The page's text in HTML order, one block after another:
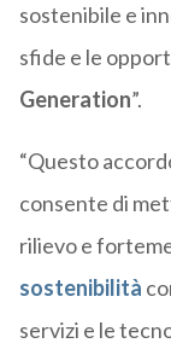
sostenibile e
sfide e le
Generation”.
“Questo
consente di
rilievo e
sostenibilità
servizi e le